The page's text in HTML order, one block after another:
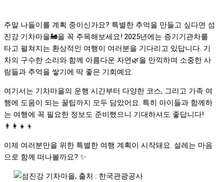
주말 나들이를 계획 중이신가요? 특별한 추억을 만들고 싶다면 섬
진강 기차마을🚂을 꼭 주목해보세요! 2025년에는 증기기관차를
타고 펼쳐지는 환상적인 여행이 여러분을 기다리고 있답니다. 기
차의 구수한 소리와 함께 아름다운 자연🌿을 만끽하며 소중한 사
람들과 추억을 쌓기에 딱 좋은 기회예요.
여기서는 기차마을의 운행 시간부터 다양한 코스, 그리고 가족 여
행에 도움이 되는 꿀팁까지 모두 담았어요. 특히 아이들과 함께하
는 여행에 꼭 필요한 정보도 준비했으니 기대하셔도 좋답니다!
👨‍👩‍👧‍👦
이제 여러분만을 위한 특별한 여행 계획이 시작돼요. 설레는 마음
으로 함께 떠나볼까요? ✨